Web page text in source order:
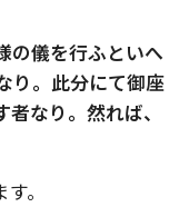
の儀を行ふといへ
り。此分にて御座
なり。然れば、
。